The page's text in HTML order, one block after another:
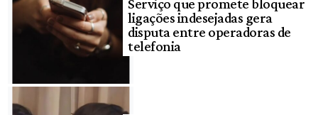
Serviço que promete bloquear
ligações indesejadas gera
disputa entre operadoras de
telefonia